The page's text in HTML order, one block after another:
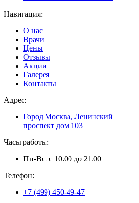
Навигация:
О нас
Врачи
Цены
Отзывы
Акции
Галерея
Контакты
Адрес:
Город Москва, Ленинский
проспект дом 103
Часы работы:
Пн-Вс: с 10:00 до 21:00
Телефон:
+7 (499) 450-49-47